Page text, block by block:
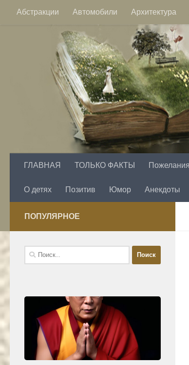
Перейти к содержимому
Абстракции Автомобили Архитектура
Фэнтези
ГЛАВНАЯ ТОЛЬКО ФАКТЫ Пожелания
О детях Позитив Юмор Анекдоты
ПОПУЛЯРНОЕ
Найти: